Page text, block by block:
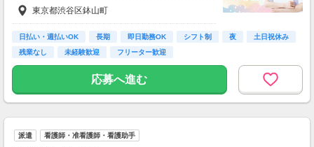
=58万7520円
※上記は一例です。
※急な出費も安心！日払いOK
【給与例】
変形労働制（1日10時間×週4日勤務）
月収例：時給2700円、1日10時間、17日勤務=4
東京都渋谷区鉢山町
日払い・週払いOK 長期 即日勤務OK シフト制 夜
土日祝休み
残業なし
未経験歓迎 フリーター歓迎
応募へ進む
派遣 看護師・准看護師・看護助手